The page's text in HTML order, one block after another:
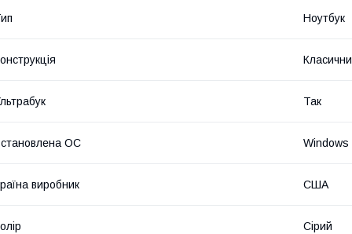
Ноутбук
Так
ОС Windows
виробник США
Сірий